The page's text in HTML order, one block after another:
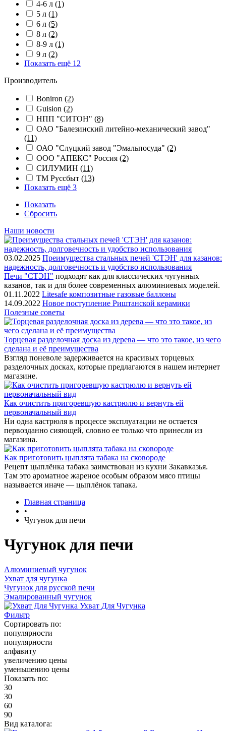
4-6 л (1)
5 л (1)
6 л (5)
8 л (2)
8-9 л (1)
9 л (2)
Показать ещё 12
Производитель
Boniron (2)
Guision (2)
НПП "СИТОН" (8)
ОАО "Балезинский литейно-механический завод"
(11)
ОАО "Слуцкий завод "Эмальпосуда" (2)
ООО "АПЕКС" Россия (2)
СИЛУМИН (11)
ТМ Руссбыт (13)
Показать ещё 3
Показать
Сбросить
Наши новости
03.02.2025 Преимущества стальных печей 'СТЭН' для казанов:
надежность, долговечность и удобство использования
Печи "СТЭН" подходят как для классических чугунных
казанов, так и для более современных алюминиевых моделей.
01.11.2022 Litesafe композитные газовые баллоны
14.09.2022 Новое поступление Риштанской керамики
Полезные советы
Торцевая разделочная доска из дерева — что это такое, из чего
сделана и её преимущества
Взгляд поневоле задерживается на красивых торцевых
разделочных досках, которые предлагаются в нашем интернет
магазине.
Как очистить пригоревшую кастрюлю и вернуть ей
первоначальный вид
Ни одна кастрюля в процессе эксплуатации не остается
первозданно сияющей, словно ее только что принесли из
магазина.
Как приготовить цыплята табака на сковороде
Рецепт цыплёнка табака заимствован из кухни Закавказья.
Там это ароматное жареное особым образом мясо птицы
называется иначе — цыплёнок тапака.
Главная страница
•
Чугунок для печи
Чугунок для печи
Алюминиевый чугунок
Ухват для чугунка
Чугунок для русской печи
Эмалированный чугунок
Ухват Для Чугунка
Фильтр
Сортировать по:
популярности
популярности
алфавиту
увеличению цены
уменьшению цены
Показать по:
30
30
60
90
Вид каталога: